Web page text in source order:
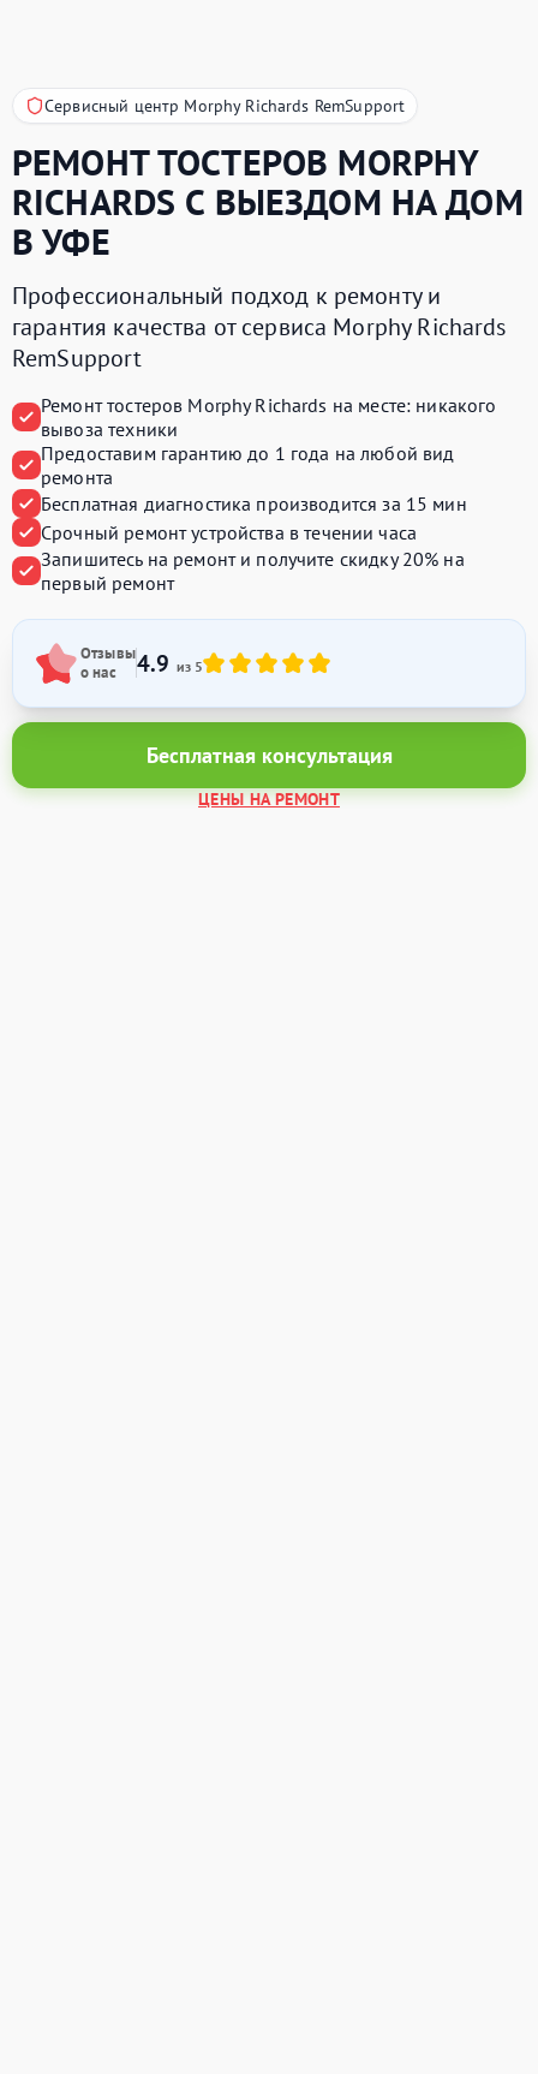
Сервисный центр Morphy Richards RemSupport
РЕМОНТ ТОСТЕРОВ MORPHY
RICHARDS С ВЫЕЗДОМ НА ДОМ
В УФЕ
Профессиональный подход к ремонту и
гарантия качества от сервиса Morphy Richards
RemSupport
Ремонт тостеров Morphy Richards на месте: никакого
вывоза техники
Предоставим гарантию до 1 года на любой вид
ремонта
Бесплатная диагностика производитсяза 15 мин
Срочный ремонт устройства в течении часа
Запишитесь на ремонт и получите скидку 20% на
первый ремонт
Отзывы
о нас
4.9 из 5
Бесплатная консультация
ЦЕНЫ НА РЕМОНТ